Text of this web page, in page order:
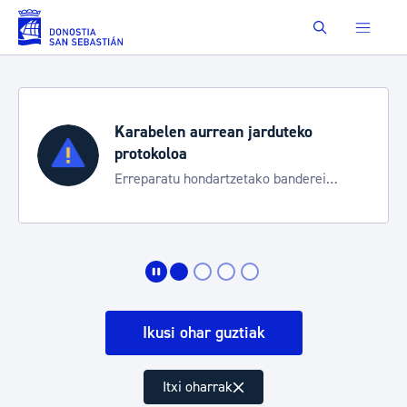
Eduki nagusira joan Buscar
Karabelen aurrean jarduteko
protokoloa
Erreparatu hondartzetako banderei
Ikusi ohar guztiak
Itxi oharrak